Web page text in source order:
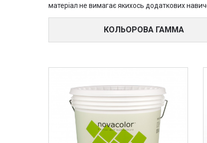
матеріал не вимагає якихось додаткових
КОЛЬОРОВА ГАММА